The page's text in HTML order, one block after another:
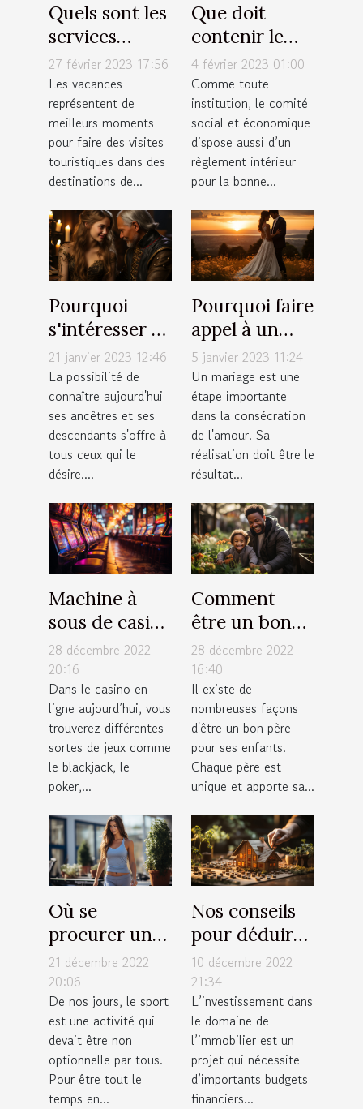
Quels sont les
services
proposés par
une agence
de tourisme ?
27 février 2023 17:56
Les vacances
représentent de
meilleurs moments
pour faire des visites
touristiques dans des
destinations de...
Que doit
contenir le
règlement
intérieur du
CSE ?
4 février 2023 01:00
Comme toute
institution, le comité
social et économique
dispose aussi d’un
règlement intérieur
pour la bonne...
Pourquoi
s'intéresser à
ses
descendants ?
21 janvier 2023 12:46
La possibilité de
connaître aujourd'hui
ses ancêtres et ses
descendants s'offre à
tous ceux qui le
désire....
Pourquoi faire
appel à un
photographe
à Annemasse
pour un
mariage ?
5 janvier 2023 11:24
Un mariage est une
étape importante
dans la consécration
de l'amour. Sa
réalisation doit être le
résultat...
Machine à
sous de casino
: comment
fonctionne
cet appareil
électronique
de jeux ?
28 décembre 2022
20:16
Dans le casino en
ligne aujourd’hui, vous
trouverez différentes
sortes de jeux comme
le blackjack, le
poker,...
Comment
être un bon
père pour ses
enfants ?
28 décembre 2022
16:40
Il existe de
nombreuses façons
d'être un bon père
pour ses enfants.
Chaque père est
unique et apporte sa...
Où se
procurer un
tapis de
course pliable
à moindre
coût ?
21 décembre 2022
20:06
De nos jours, le sport
est une activité qui
devait être non
optionnelle par tous.
Pour être tout le
temps en...
Nos conseils
pour déduire
facilement
votre capacité
d’emprunt
immobilier
10 décembre 2022
21:34
L’investissement dans
le domaine de
l’immobilier est un
projet qui nécessite
d’importants budgets
financiers...